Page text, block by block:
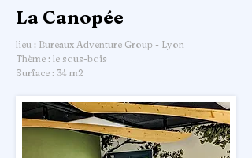
La Canopée
lieu : Bureaux Adventure Group - Lyon
Thème : le sous-bois
Surface : 34 m2